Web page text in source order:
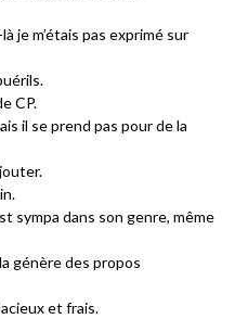
je m’étais pas exprimé sur
CP.
il se prend pas pour de la
sympa dans son genre, même
génère des propos
et frais.